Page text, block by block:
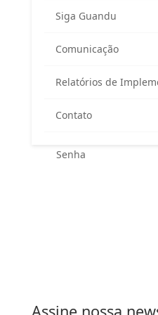
Siga Guandu
Comunicação
Relatórios de
Contato
Área exclusiva
do Comitê